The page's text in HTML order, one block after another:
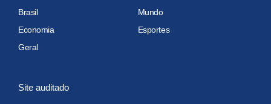
Brasil
Mundo
Economia
Esportes
Geral
Site auditado